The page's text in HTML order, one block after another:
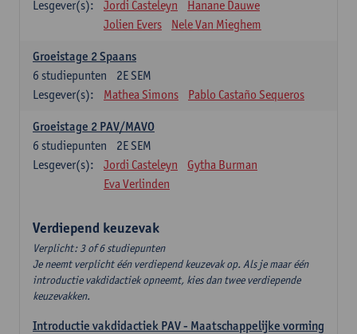
Lesgever(s):
Jordi Casteleyn
Hanane Dauwe
Jolien Evers
Nele Van Mieghem
Groeistage 2 Spaans
2E SEM
6 studiepunten
Lesgever(s):
Mathea Simons Pablo Castaño Sequeros
Groeistage 2 PAV/MAVO
2E SEM
6 studiepunten
Lesgever(s):
Jordi Casteleyn
Gytha Burman
Eva Verlinden
Verdiepend keuzevak
Verplicht: 3 of 6 studiepunten
Je neemt verplicht één verdiepend keuzevak op. Als je maar één
introductie vakdidactiek opneemt, kies dan twee verdiepende
keuzevakken.
Introductie vakdidactiek PAV - Maatschappelijke vorming